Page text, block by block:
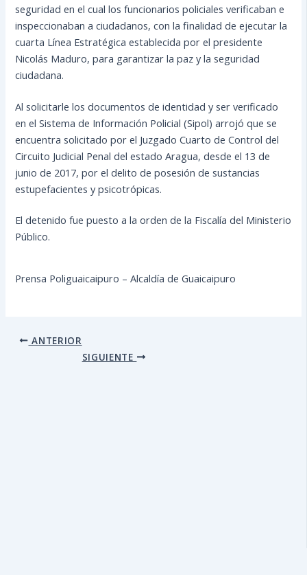
seguridad en el cual los funcionarios policiales verificaban e
inspeccionaban aciudadanos, con la finalidad de ejecutar la
cuarta Línea Estratégica establecida por el presidente
Nicolás Maduro, para garantizar la paz y la seguridad
ciudadana.
Al solicitarle los documentos de identidad y ser verificado
en el Sistema de Información Policial (Sipol) arrojó que se
encuentra solicitado por el Juzgado Cuarto de Control del
Circuito Judicial Penal del estado Aragua, desde el 13 de
junio de 2017, por el delito de posesión de sustancias
estupefacientes y psicotrópicas.
El detenido fue puesto a la orden de la Fiscalía del Ministerio
Público.
Prensa Poliguaicaipuro – Alcaldía de Guaicaipuro
ANTERIOR
SIGUIENTE